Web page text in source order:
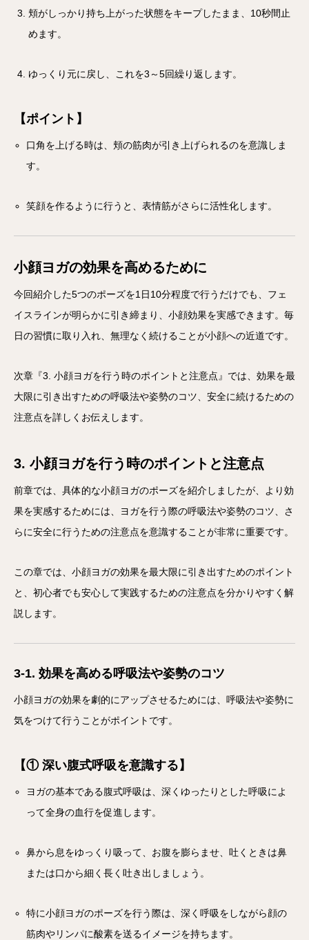
頬がしっかり持ち上がった状態をキープしたまま、10秒間止
めます。
ゆっくり元に戻し、これを3～5回繰り返します。
【ポイント】
口角を上げる時は、頬の筋肉が引き上げられるのを意識しま
す。
笑顔を作るように行うと、表情筋がさらに活性化します。
小顔ヨガの効果を高めるために
今回紹介した5つのポーズを1日10分程度で行うだけでも、フェ
イスラインが明らかに引き締まり、小顔効果を実感できます。毎
日の習慣に取り入れ、無理なく続けることが小顔への近道です。
次章『3. 小顔ヨガを行う時のポイントと注意点』では、効果を最
大限に引き出すための呼吸法や姿勢のコツ、安全に続けるための
注意点を詳しくお伝えします。
3. 小顔ヨガを行う時のポイントと注意点
前章では、具体的な小顔ヨガのポーズを紹介しましたが、より効
果を実感するためには、ヨガを行う際の呼吸法や姿勢のコツ、さ
らに安全に行うための注意点を意識することが非常に重要です。
この章では、小顔ヨガの効果を最大限に引き出すためのポイント
と、初心者でも安心して実践するための注意点を分かりやすく解
説します。
3-1. 効果を高める呼吸法や姿勢のコツ
小顔ヨガの効果を劇的にアップさせるためには、呼吸法や姿勢に
気をつけて行うことがポイントです。
【① 深い腹式呼吸を意識する】
ヨガの基本である腹式呼吸は、深くゆったりとした呼吸によ
って全身の血行を促進します。
鼻から息をゆっくり吸って、お腹を膨らませ、吐くときは鼻
または口から細く長く吐き出しましょう。
特に小顔ヨガのポーズを行う際は、深く呼吸をしながら顔の
筋肉やリンパに酸素を送るイメージを持ちます。